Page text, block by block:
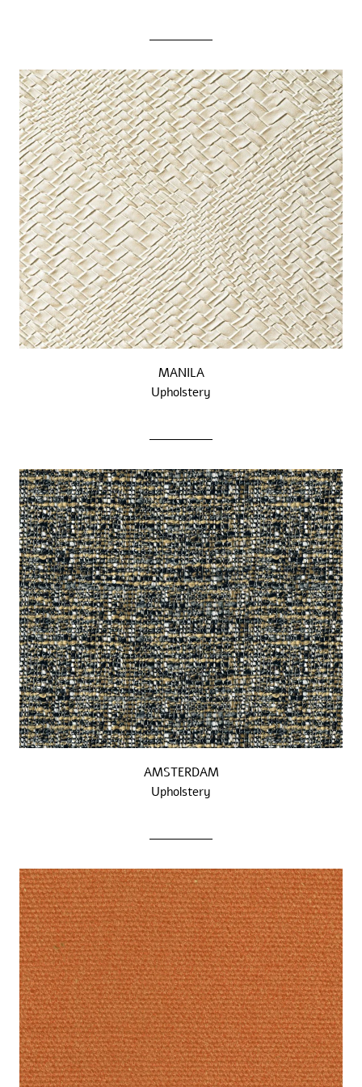
MANILA
Upholstery
AMSTERDAM
Upholstery